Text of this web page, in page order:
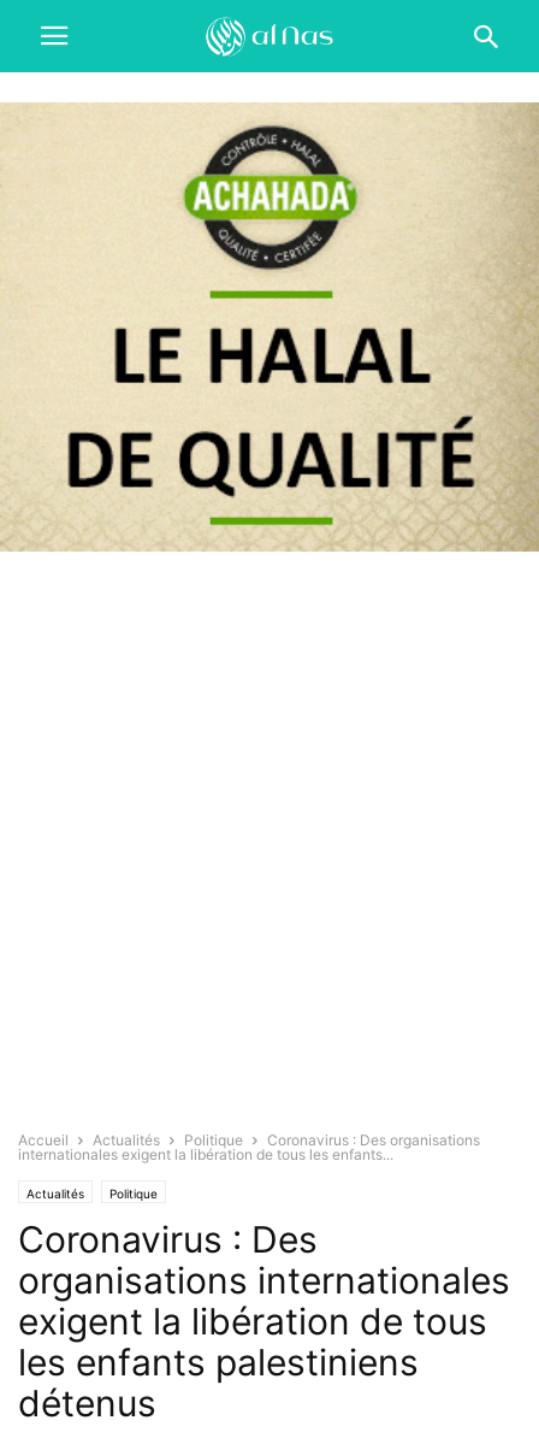
Accueil Actualités Politique
Coronavirus : Des organisations
internationales exigent la libération de tous les enfants...
Actualités Politique
Coronavirus : Des
organisations internationales
exigent la libération de tous
les enfants palestiniens
détenus